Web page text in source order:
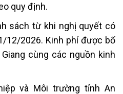
quy định.
sách từ khi nghị quyết có
12/2026. Kinh phí được bố
cùng các nguồn kinh
và Môi trường tỉnh An